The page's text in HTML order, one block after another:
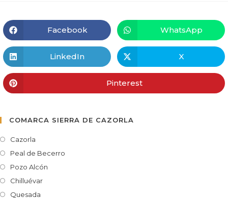
Facebook WhatsApp
LinkedIn X
Pinterest
COMARCA SIERRA DE CAZORLA
Cazorla
Peal de Becerro
Pozo Alcón
Chilluévar
Quesada